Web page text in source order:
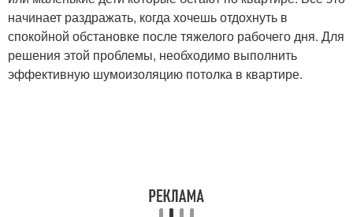
начинает раздражать, когда хочешь отдохнуть в
спокойной обстановке после тяжелого рабочего дня. Для
решения этой проблемы, необходимо выполнить
эффективную шумоизоляцию потолка в квартире.